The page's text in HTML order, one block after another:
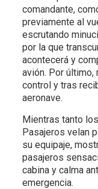
comandante,
previamente al
escrutando
por la que
acontecerá y
avión. Por último,
control y tras
aeronave.
Mientras tanto
Pasajeros velan
su equipaje,
pasajeros
cabina y calma
emergencia.